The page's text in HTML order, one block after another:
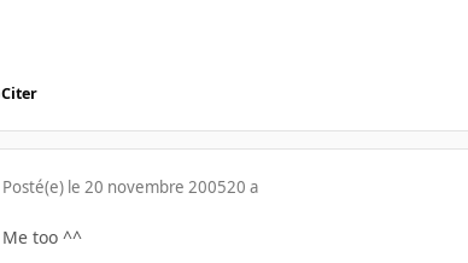
Citer
Posté(e) le 20 novembre 200520 a
Me too ^^